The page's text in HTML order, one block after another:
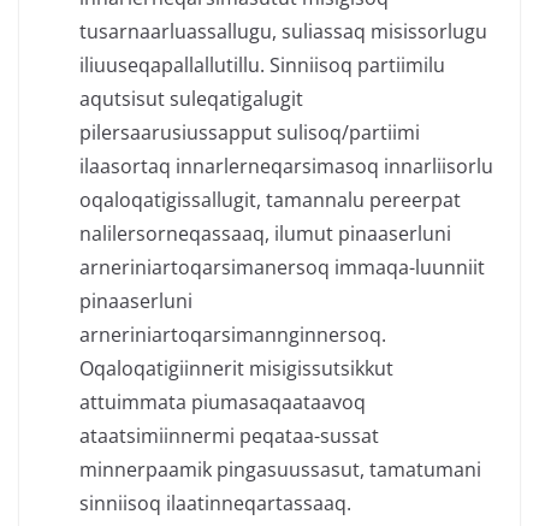
tusarnaarluassallugu, suliassaq misissorlugu
iliuuseqapallallutillu. Sinniisoq partiimilu
aqutsisut suleqatigalugit
pilersaarusiussapput sulisoq/partiimi
ilaasortaq innarlerneqarsimasoq innarliisorlu
oqaloqatigissallugit, tamannalu pereerpat
nalilersorneqassaaq, ilumut pinaaserluni
arneriniartoqarsimanersoq immaqa-luunniit
pinaaserluni
arneriniartoqarsimannginnersoq.
Oqaloqatigiinnerit misigissutsikkut
attuimmata piumasaqaataavoq
ataatsimiinnermi peqataa-sussat
minnerpaamik pingasuussasut, tamatumani
sinniisoq ilaatinneqartassaaq.